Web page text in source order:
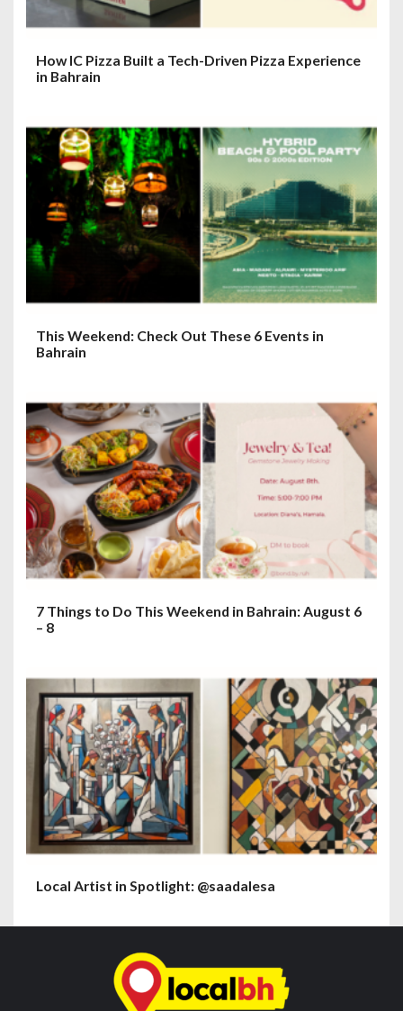
How IC Pizza Built a Tech-Driven Pizza Experience
in Bahrain
This Weekend: Check Out These 6 Events in
Bahrain
7 Things to Do This Weekend in Bahrain: August 6
– 8
Local Artist in Spotlight: @saadalesa